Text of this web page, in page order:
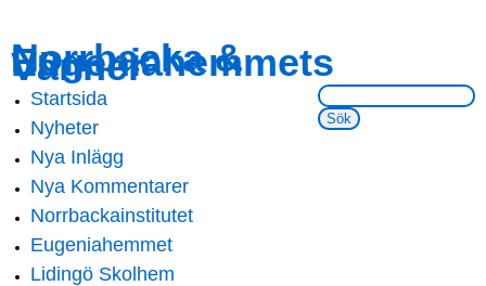
main
content
navigation
Norrbacka &
Eugeniahemmets
Vänner
Sök på webbsidan:
Main menu
Startsida
Nyheter
Nya Inlägg
Nya Kommentarer
Norrbackainstitutet
Eugeniahemmet
Lidingö Skolhem